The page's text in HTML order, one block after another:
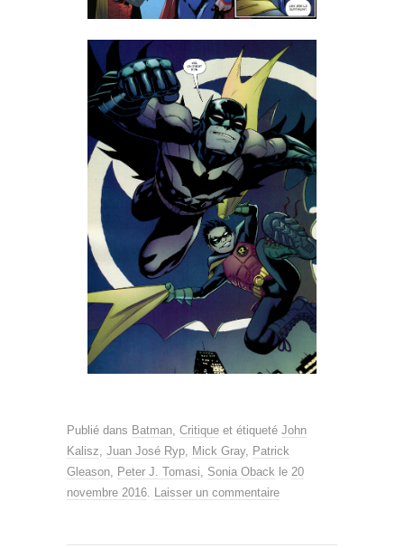
Publié dans Batman, Critique et étiqueté John
Kalisz, Juan José Ryp, Mick Gray, Patrick
Gleason, Peter J. Tomasi, Sonia Oback le 20
novembre 2016. Laisser un commentaire